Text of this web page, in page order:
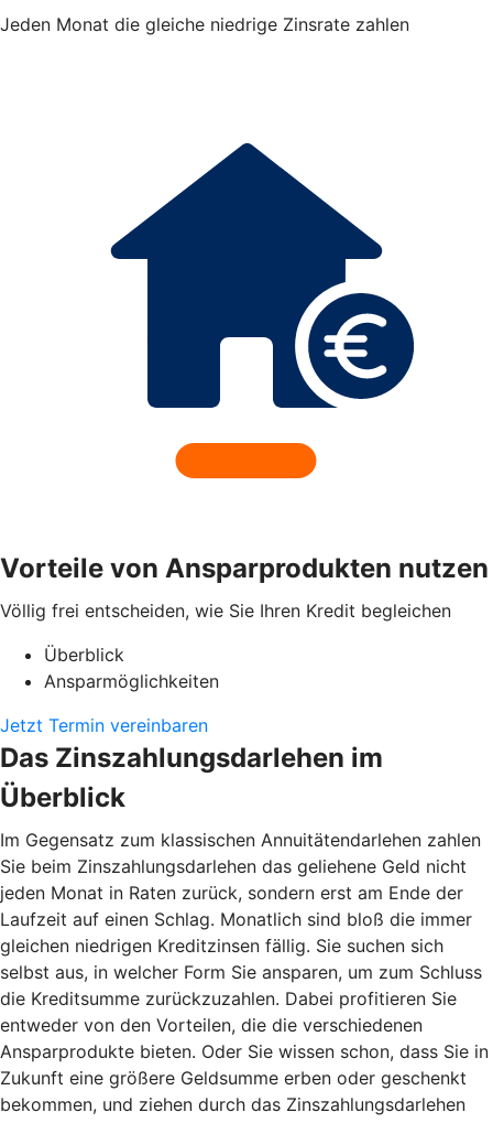
Jeden Monat die gleiche niedrige Zinsrate zahlen
Vorteile von Ansparprodukten nutzen
Völlig frei entscheiden, wie Sie Ihren Kredit begleichen
Überblick
Ansparmöglichkeiten
Jetzt Termin vereinbaren
Das Zinszahlungsdarlehen im
Überblick
Im Gegensatz zum klassischen Annuitätendarlehen zahlen
Sie beim Zinszahlungsdarlehen das geliehene Geld nicht
jeden Monat in Raten zurück, sondern erst am Ende der
Laufzeit auf einen Schlag. Monatlich sind bloß die immer
gleichen niedrigen Kreditzinsen fällig. Sie suchen sich
selbst aus, in welcher Form Sie ansparen, um zum Schluss
die Kreditsumme zurückzuzahlen. Dabei profitieren Sie
entweder von den Vorteilen, die die verschiedenen
Ansparprodukte bieten. Oder Sie wissen schon, dass Sie in
Zukunft eine größere Geldsumme erben oder geschenkt
bekommen, und ziehen durch das Zinszahlungsdarlehen